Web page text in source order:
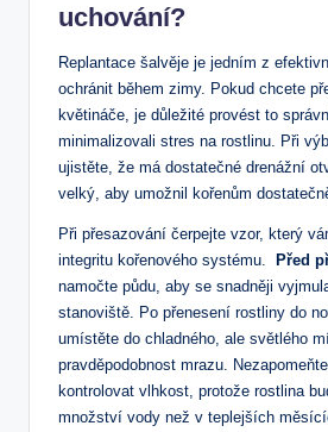
uchování?
Replantace šalvěje je jedním z⁢
ochránit během‍ zimy. Pokud chcete
květináče, je⁤ důležité provést to
minimalizovali stres na⁤ rostlinu. Při
ujistěte, že má dostatečné drenážní
velký, aby‍ umožnil kořenům
Při přesazování čerpejte‍ vzor, který
integritu kořenového systému. ‌
Před
namočte půdu, aby se snadněji
stanoviště. Po přenesení rostliny do
⁤umístěte do chladného,⁢ ale světlého
pravděpodobnost mrazu.
kontrolovat vlhkost, protože ⁣rostlina
množství vody než v teplejších